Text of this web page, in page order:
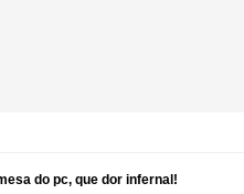
do pc, que dor infernal!